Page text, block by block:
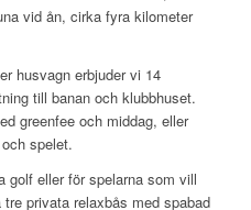
vid ån, cirka fyra kilometer
husvagn erbjuder vi 14
till banan och klubbhuset.
greenfee och middag, eller
spelet.
golf eller för spelarna som vill
privata relaxbås med spabad